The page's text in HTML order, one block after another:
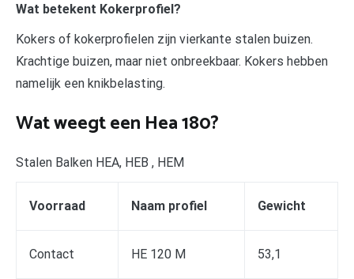
Wat betekent Kokerprofiel?
Kokers of kokerprofielen zijn vierkante stalen buizen.
Krachtige buizen, maar niet onbreekbaar. Kokers hebben
namelijk een knikbelasting.
Wat weegt een Hea 180?
Stalen Balken HEA, HEB , HEM
Voorraad Naam profiel Gewicht
Contact HE 120 M 53,1